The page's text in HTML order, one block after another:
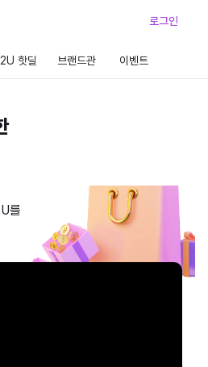
로그인
핫딜 브랜드관 이벤트